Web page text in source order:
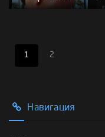
1 2
Навигация